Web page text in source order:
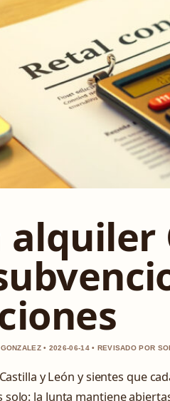
alquiler
• 2026-06-14 • REVISADO POR
y León y sientes que
solo: la Junta mantiene